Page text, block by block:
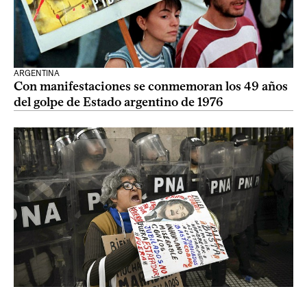
ARGENTINA
Con manifestaciones se conmemoran los 49 años
del golpe de Estado argentino de 1976